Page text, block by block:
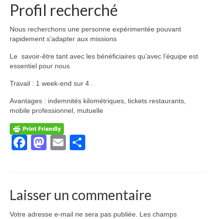
Profil recherché
Nous recherchons une personne expérimentée pouvant
rapidement s’adapter aux missions
Le savoir-être tant avec les bénéficiaires qu’avec l’équipe est
essentiel pour nous
Travail : 1 week-end sur 4 .
Avantages : indemnités kilométriques, tickets restaurants,
mobile professionnel, mutuelle
Facebook
Mastodon
Email
Laisser un commentaire
Votre adresse e-mail ne sera pas publiée.
Les champs